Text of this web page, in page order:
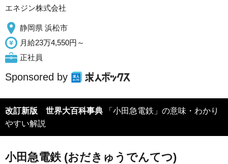
エネジン株式会社
静岡県 浜松市
月給23万4,550円～
正社員
Sponsored by
改訂新版 世界大百科事典 「小田急電鉄」の意味・わかり
やすい解説
小田急電鉄 (おだきゅうでんてつ)